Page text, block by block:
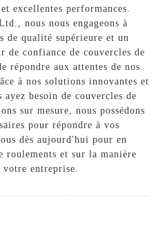
excellentes performances.
nous nous engageons à
de qualité supérieure et un
de confiance de couvercles de
répondre aux attentes de nos
à nos solutions innovantes et
besoin de couvercles de
sur mesure, nous possédons
pour répondre à vos
dès aujourd'hui pour en
roulements et sur la manière
entreprise.